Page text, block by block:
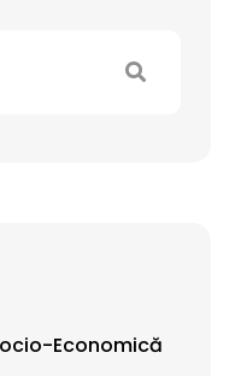
Economică